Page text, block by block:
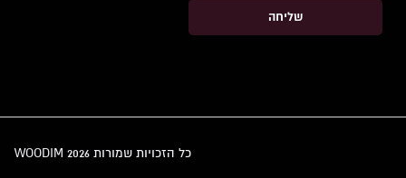
שליחה
כל הזכויות שמורות WOODIM 2026